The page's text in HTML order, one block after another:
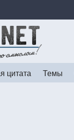
цитата Темы